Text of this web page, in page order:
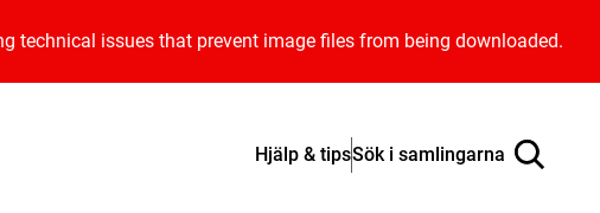
technical issues that prevent image files from being downloaded.
Hjälp & tipsSök i samlingarna